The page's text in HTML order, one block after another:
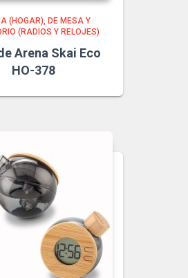
(HOGAR)
DE MESA Y
(RADIOS Y RELOJES)
Arena Skai Eco
HO-378